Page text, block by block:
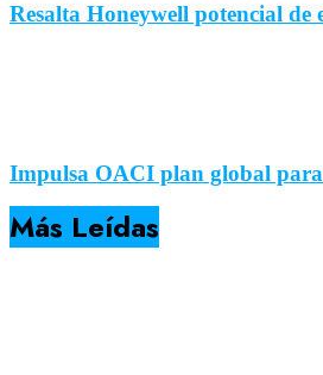
Resalta Honeywell potencial
Impulsa OACI plan global
Más Leídas